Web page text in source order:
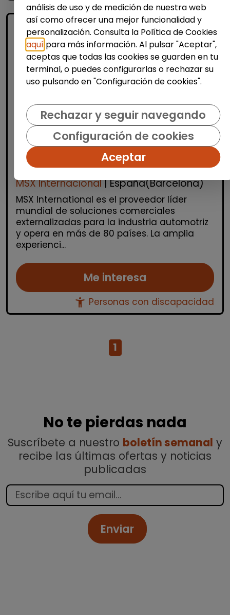
Atención al Cliente y Comercio
Consultoría y Asesoría
Agente de ventas y soporte
(Barcelona) - español, francés,
alemán, sueco, holandés o italiano
MSX Internacional| España(Barcelona)
MSX International es el proveedor líder
mundial de soluciones comerciales
externalizadas para la industria automotriz
y opera en más de 80 países. La amplia
experienci...
Me interesa
accessibility_new Personas con discapacidad
1
No te pierdas nada
Suscríbete a nuestro boletín semanal y
recibe las últimas ofertas y noticias
publicadas
Enviar
análisis de uso y de medición de nuestra web
así como ofrecer una mejor funcionalidad y
personalización. Consulta la Política de Cookies
aquí para más información. Al pulsar "Aceptar",
aceptas que todas las cookies se guarden en tu
terminal, o puedes configurarlas o rechazar su
uso pulsando en "Configuración de cookies".
Rechazar y seguir navegando
Configuración de cookies
Aceptar